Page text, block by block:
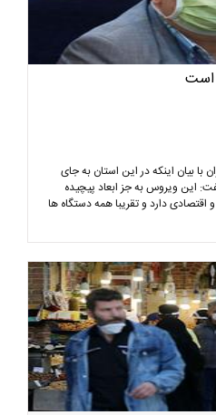
است
با بیان اینکه در این استان به جای
این ویروس به جز ابعاد پیچیده
اقتصادی دارد و تقریبا همه دستگاه ها